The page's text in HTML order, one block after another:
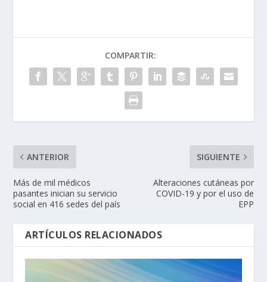
COMPARTIR:
ANTERIOR
Más de mil médicos
pasantes inician su servicio
social en 416 sedes del país
SIGUIENTE
Alteraciones cutáneas por
COVID-19 y por el uso de
EPP
ARTÍCULOS RELACIONADOS